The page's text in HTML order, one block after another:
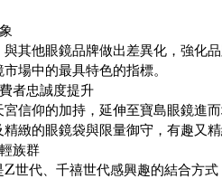
其他眼鏡品牌做出差異化，強化
場中的最具特色的指標。
者忠誠度提升
宮信仰的加持，延伸至寶島眼鏡
緻的眼鏡袋與限量御守，有趣又
族群
世代、千禧世代感興趣的結合方